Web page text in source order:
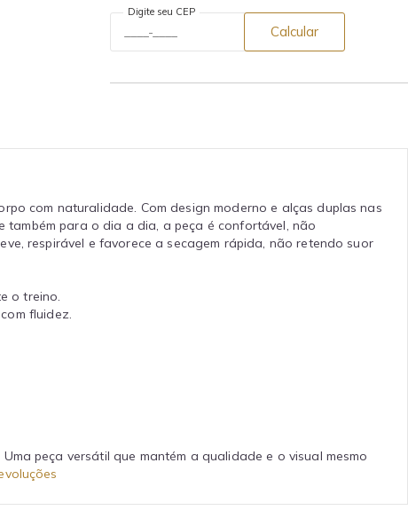
Digite seu CEP
Calcular
com naturalidade. Com design moderno e alças duplas nas
para o dia a dia, a peça é confortável, não
respirável e favorece a secagem rápida, não retendo suor
o treino.
fluidez.
peça versátil que mantém a qualidade e o visual mesmo